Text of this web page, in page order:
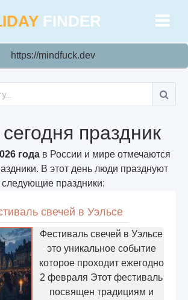
FINDER
https://mindfuck.dev
праздник
года в России и мире отмечаются
В этот день люди празднуют
следующие праздники:
свечей в Уэльсе
Фестиваль свечей в Уэльсе
это уникальное событие
которое проходит ежегодно
2 февраля Этот фестиваль
посвящен традициям и